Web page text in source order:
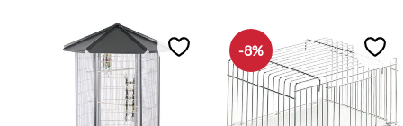
Lägg till i favoriter
8%